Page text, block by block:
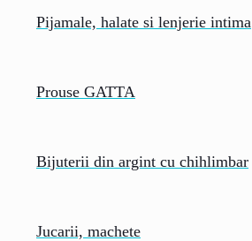
Pijamale, halate si lenjerie intima
Prouse GATTA
Bijuterii din argint cu chihlimbar
Jucarii, machete